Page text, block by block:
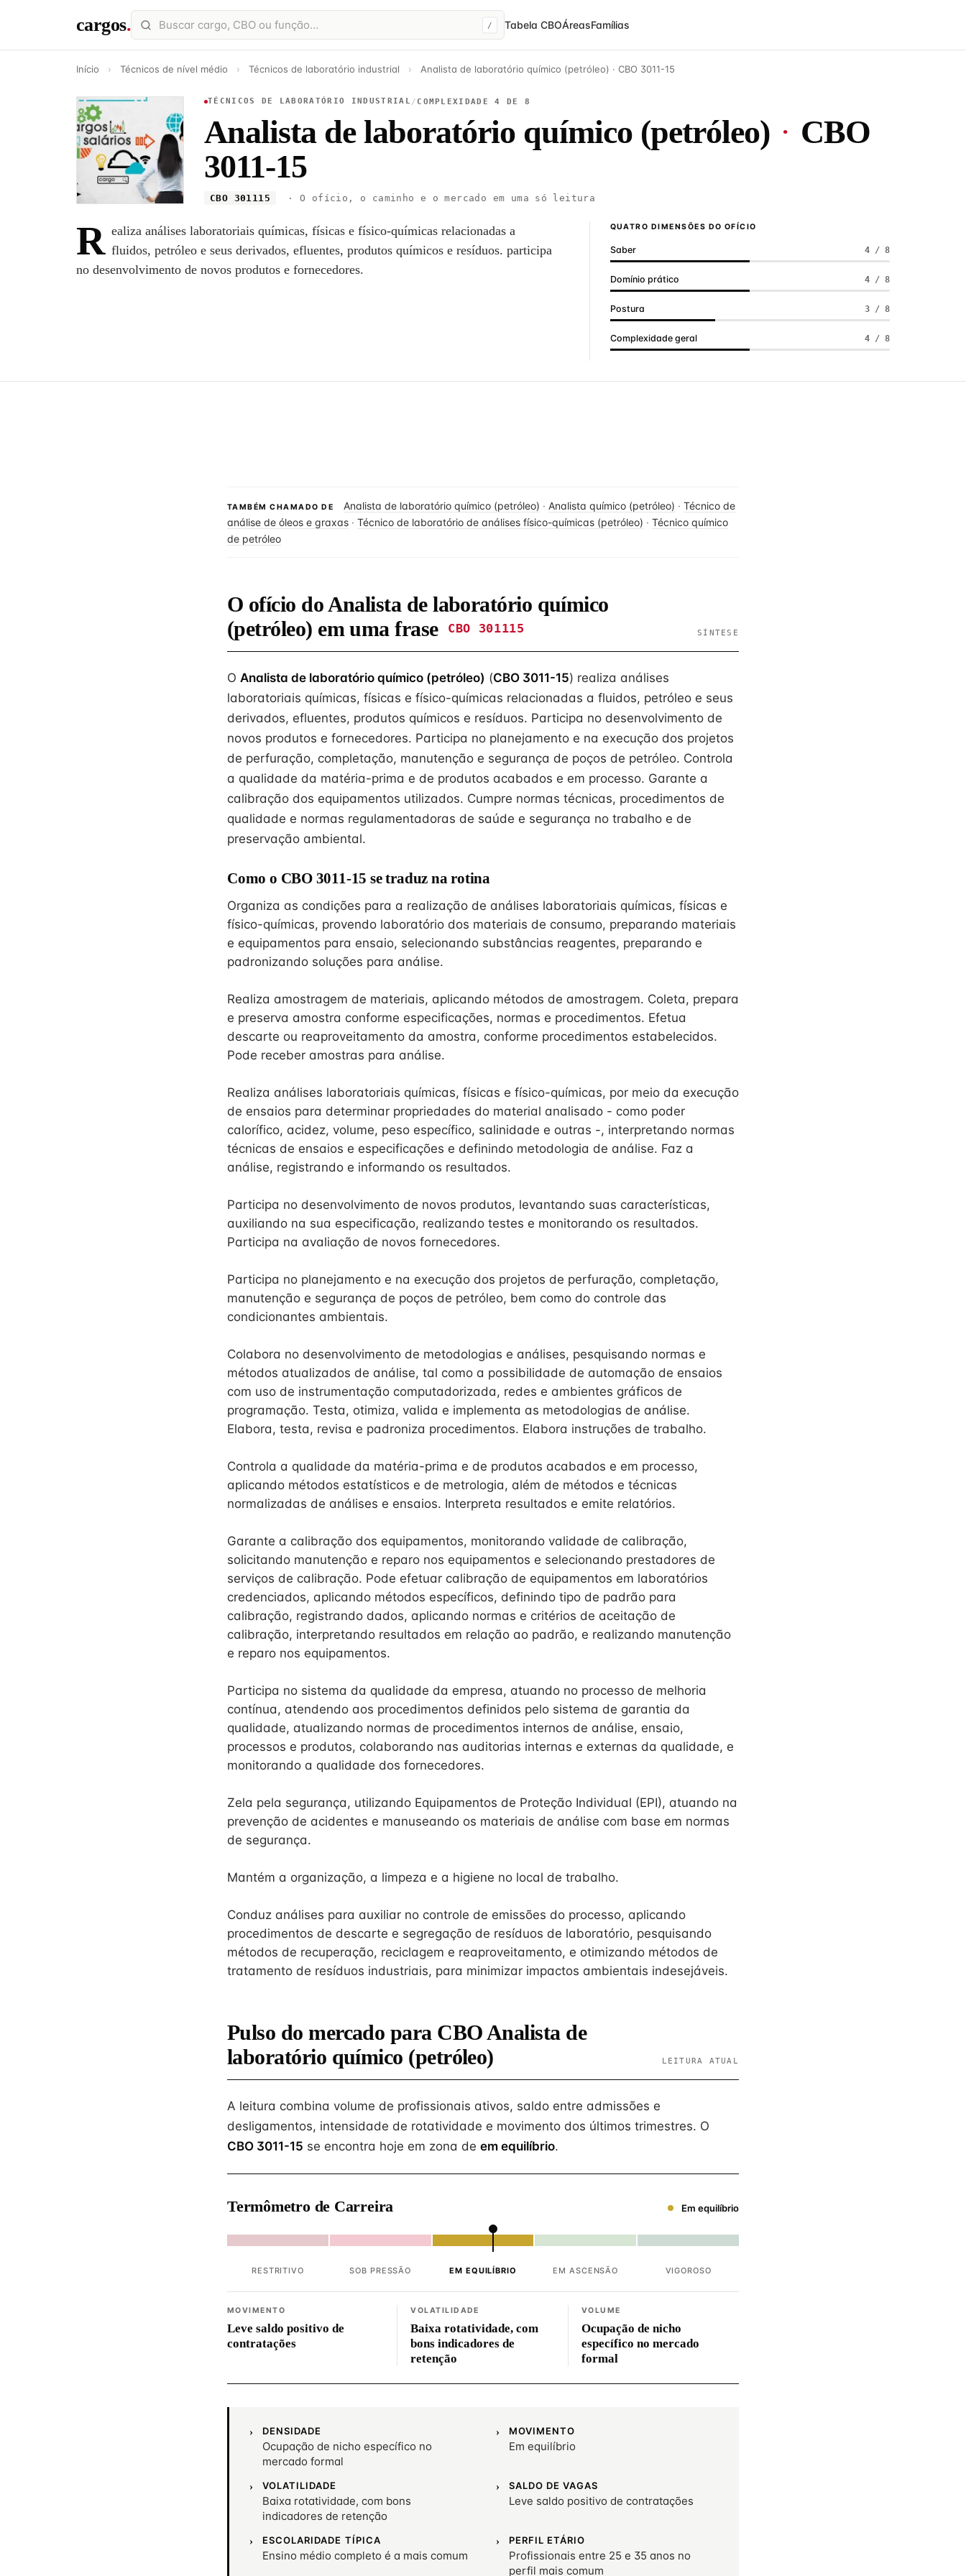
cargos. / Tabela CBOÁreasFamílias
Início › Técnicos de nível médio › Técnicos de laboratório industrial › Analista de laboratório químico (petróleo) · CBO 3011-15
TÉCNICOS DE LABORATÓRIO INDUSTRIAL / COMPLEXIDADE 4 DE 8
Analista de laboratório químico (petróleo) · CBO
3011-15
CBO 301115 · O ofício, o caminho e o mercado em uma só leitura
R ealiza análises laboratoriais químicas, físicas e físico-químicas relacionadas a
fluidos, petróleo e seus derivados, efluentes, produtos químicos e resíduos. participa
no desenvolvimento de novos produtos e fornecedores.
QUATRO DIMENSÕES DO OFÍCIO
Saber 4 / 8
Domínio prático 4 / 8
Postura 3 / 8
Complexidade geral 4 / 8
TAMBÉM CHAMADO DE Analista de laboratório químico (petróleo) · Analista químico (petróleo) · Técnico de
análise de óleos e graxas · Técnico de laboratório de análises físico-químicas (petróleo) · Técnico químico
de petróleo
O ofício do Analista de laboratório químico
(petróleo) em uma frase
CBO 301115 SÍNTESE
O Analista de laboratório químico (petróleo) (CBO 3011-15) realiza análises
laboratoriais químicas, físicas e físico-químicas relacionadas a fluidos, petróleo e seus
derivados, efluentes, produtos químicos e resíduos. Participa no desenvolvimento de
novos produtos e fornecedores. Participa no planejamento e na execução dos projetos
de perfuração, completação, manutenção e segurança de poços de petróleo. Controla
a qualidade da matéria-prima e de produtos acabados e em processo. Garante a
calibração dos equipamentos utilizados. Cumpre normas técnicas, procedimentos de
qualidade e normas regulamentadoras de saúde e segurança no trabalho e de
preservação ambiental.
Como o CBO 3011-15 se traduz na rotina
Organiza as condições para a realização de análises laboratoriais químicas, físicas e
físico-químicas, provendo laboratório dos materiais de consumo, preparando materiais
e equipamentos para ensaio, selecionando substâncias reagentes, preparando e
padronizando soluções para análise.
Realiza amostragem de materiais, aplicando métodos de amostragem. Coleta, prepara
e preserva amostra conforme especificações, normas e procedimentos. Efetua
descarte ou reaproveitamento da amostra, conforme procedimentos estabelecidos.
Pode receber amostras para análise.
Realiza análises laboratoriais químicas, físicas e físico-químicas, por meio da execução
de ensaios para determinar propriedades do material analisado - como poder
calorífico, acidez, volume, peso específico, salinidade e outras -, interpretando normas
técnicas de ensaios e especificações e definindo metodologia de análise. Faz a
análise, registrando e informando os resultados.
Participa no desenvolvimento de novos produtos, levantando suas características,
auxiliando na sua especificação, realizando testes e monitorando os resultados.
Participa na avaliação de novos fornecedores.
Participa no planejamento e na execução dos projetos de perfuração, completação,
manutenção e segurança de poços de petróleo, bem como do controle das
condicionantes ambientais.
Colabora no desenvolvimento de metodologias e análises, pesquisando normas e
métodos atualizados de análise, tal como a possibilidade de automação de ensaios
com uso de instrumentação computadorizada, redes e ambientes gráficos de
programação. Testa, otimiza, valida e implementa as metodologias de análise.
Elabora, testa, revisa e padroniza procedimentos. Elabora instruções de trabalho.
Controla a qualidade da matéria-prima e de produtos acabados e em processo,
aplicando métodos estatísticos e de metrologia, além de métodos e técnicas
normalizadas de análises e ensaios. Interpreta resultados e emite relatórios.
Garante a calibração dos equipamentos, monitorando validade de calibração,
solicitando manutenção e reparo nos equipamentos e selecionando prestadores de
serviços de calibração. Pode efetuar calibração de equipamentos em laboratórios
credenciados, aplicando métodos específicos, definindo tipo de padrão para
calibração, registrando dados, aplicando normas e critérios de aceitação de
calibração, interpretando resultados em relação ao padrão, e realizando manutenção
e reparo nos equipamentos.
Participa no sistema da qualidade da empresa, atuando no processo de melhoria
contínua, atendendo aos procedimentos definidos pelo sistema de garantia da
qualidade, atualizando normas de procedimentos internos de análise, ensaio,
processos e produtos, colaborando nas auditorias internas e externas da qualidade, e
monitorando a qualidade dos fornecedores.
Zela pela segurança, utilizando Equipamentos de Proteção Individual (EPI), atuando na
prevenção de acidentes e manuseando os materiais de análise com base em normas
de segurança.
Mantém a organização, a limpeza e a higiene no local de trabalho.
Conduz análises para auxiliar no controle de emissões do processo, aplicando
procedimentos de descarte e segregação de resíduos de laboratório, pesquisando
métodos de recuperação, reciclagem e reaproveitamento, e otimizando métodos de
tratamento de resíduos industriais, para minimizar impactos ambientais indesejáveis.
Pulso do mercado para CBO Analista de
laboratório químico (petróleo)
LEITURA ATUAL
A leitura combina volume de profissionais ativos, saldo entre admissões e
desligamentos, intensidade de rotatividade e movimento dos últimos trimestres. O
CBO 3011-15 se encontra hoje em zona de em equilíbrio.
Termômetro de Carreira Em equilíbrio
RESTRITIVO SOB PRESSÃO EM EQUILÍBRIO EM ASCENSÃO VIGOROSO
MOVIMENTO
Leve saldo positivo de
contratações
VOLATILIDADE
Baixa rotatividade, com
bons indicadores de
retenção
VOLUME
Ocupação de nicho
específico no mercado
formal
DENSIDADE
Ocupação de nicho específico no
mercado formal
MOVIMENTO
Em equilíbrio
VOLATILIDADE
Baixa rotatividade, com bons
indicadores de retenção
SALDO DE VAGAS
Leve saldo positivo de contratações
ESCOLARIDADE TÍPICA
Ensino médio completo é a mais comum
PERFIL ETÁRIO
Profissionais entre 25 e 35 anos no
perfil mais comum